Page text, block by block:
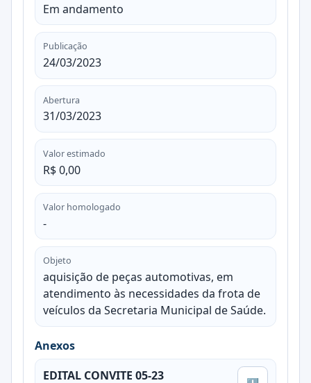
Em andamento
Publicação
24/03/2023
Abertura
31/03/2023
Valor estimado
R$ 0,00
Valor homologado
-
Objeto
aquisição de peças automotivas, em
atendimento às necessidades da frota de
veículos da Secretaria Municipal de Saúde.
Anexos
EDITAL CONVITE 05-23